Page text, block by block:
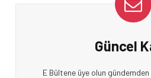
Güncel
E Bültene üye olun